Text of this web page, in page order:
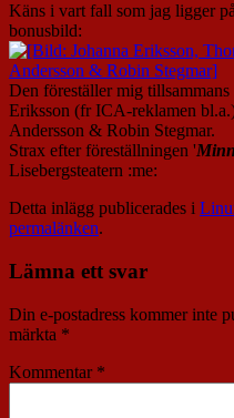
Käns i vart fall som jag ligger
bonusbild:
Den föreställer mig
Eriksson (fr ICA-reklamen
Andersson & Robin Stegmar.
Strax efter föreställningen '
Lisebergsteatern :me:
Detta inlägg publicerades i
permalänken.
Lämna ett svar
Din e-postadress kommer inte
märkta *
Kommentar *